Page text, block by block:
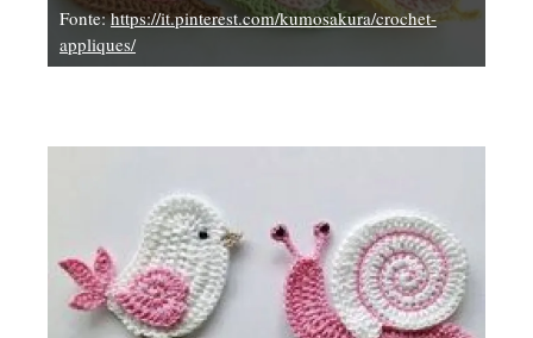
Fonte:https://it.pinterest.com/kumosakura/crochet-
appliques/